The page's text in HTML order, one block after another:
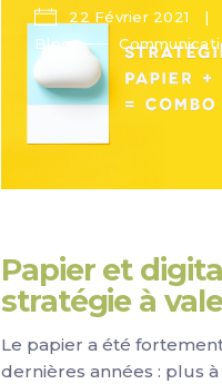
22 Février 2021
Blog
Papier et
stratégie à
Le papier a été
dernières années : plus à